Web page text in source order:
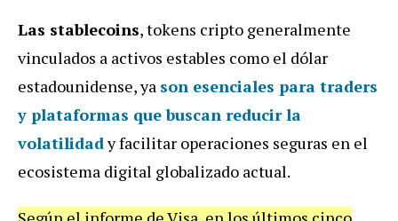
Las stablecoins, tokens cripto generalmente
vinculados a activos estables como el dólar
estadounidense, ya son esenciales para traders
y plataformas que buscan reducir la
volatilidady facilitar operaciones seguras en el
ecosistema digital globalizado actual.